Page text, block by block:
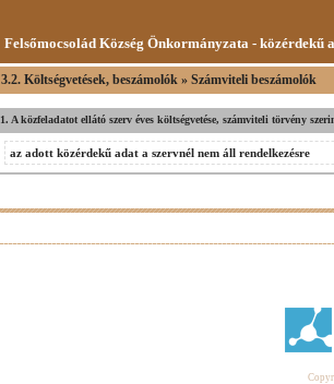
Felsőmocsolád Község Önkormányzata - közérdekű
3.2. Költségvetések, beszámolók » Számviteli beszámolók
1. A közfeladatot ellátó szerv éves költségvetése, számviteli törvény
az adott közérdekű adat a szervnél nem áll rendelkezésre